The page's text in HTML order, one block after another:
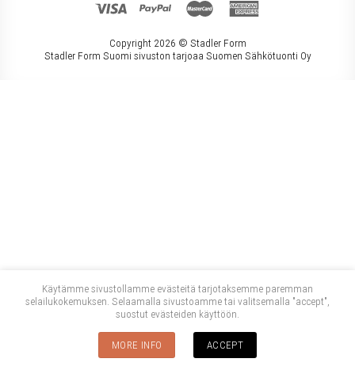
Copyright 2026 © Stadler Form
Stadler Form Suomi sivuston tarjoaa Suomen Sähkötuonti Oy
Käytämme sivustollamme evästeitä tarjotaksemme paremman
selailukokemuksen. Selaamalla sivustoamme tai valitsemalla "accept",
suostut evästeiden käyttöön.
MORE INFO ACCEPT